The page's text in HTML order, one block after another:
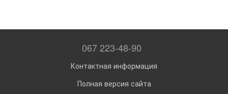
067 223-48-90
Контактная информация
Полная версия сайта